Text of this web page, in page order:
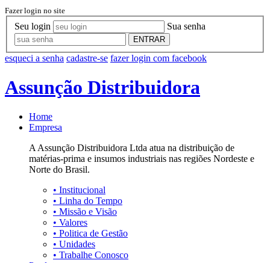
Fazer login no site
Seu login Sua senha
ENTRAR
esqueci a senha cadastre-se fazer login com facebook
Assunção Distribuidora
Home
Empresa
A Assunção Distribuidora Ltda atua na distribuição de
matérias-prima e insumos industriais nas regiões Nordeste e
Norte do Brasil.
• Institucional
• Linha do Tempo
• Missão e Visão
• Valores
• Politica de Gestão
• Unidades
• Trabalhe Conosco